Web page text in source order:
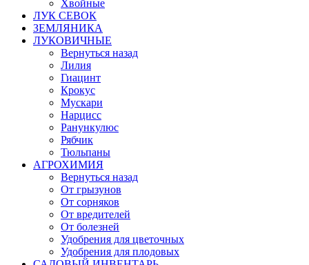
Хвойные
ЛУК СЕВОК
ЗЕМЛЯНИКА
ЛУКОВИЧНЫЕ
Вернуться назад
Лилия
Гиацинт
Крокус
Мускари
Нарцисс
Ранункулюс
Рябчик
Тюльпаны
АГРОХИМИЯ
Вернуться назад
От грызунов
От сорняков
От вредителей
От болезней
Удобрения для цветочных
Удобрения для плодовых